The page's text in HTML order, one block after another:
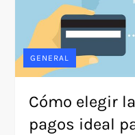
GENERAL
Cómo elegir
pagos ideal